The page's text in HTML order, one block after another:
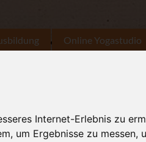
Internet-Erlebnis zu
um Ergebnisse zu messen,
Online Yogastudio